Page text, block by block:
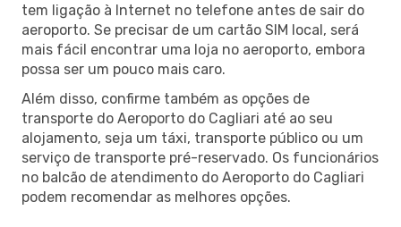
tem ligação à Internet no telefone antes de sair do
aeroporto. Se precisar de um cartão SIM local, será
mais fácil encontrar uma loja no aeroporto, embora
possa ser um pouco mais caro.
Além disso, confirme também as opções de
transporte do Aeroporto do Cagliari até ao seu
alojamento, seja um táxi, transporte público ou um
serviço de transporte pré-reservado. Os funcionários
no balcão de atendimento do Aeroporto do Cagliari
podem recomendar as melhores opções.